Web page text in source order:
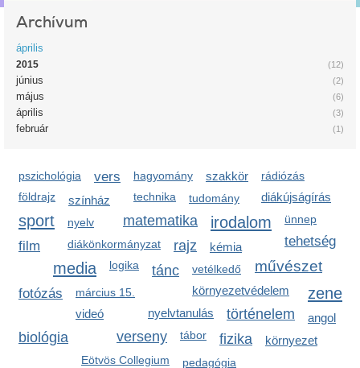
Archívum
április
(12)
2015
(2)
június
(6)
május
(3)
április
(1)
február
pszichológia vers hagyomány szakkör
rádiózás
földrajz
diákújságírás
technika tudomány
színház
matematika
sport irodalom ünnep
tehetség
diákönkormányzat
nyelv
rajz
film kémia
művészet
media logika tánc
környezetvédelem
fotózás március 15.
nyelvtanulás történelem
zene
videó
verseny
biológia
vetélkedő
angol
tábor fizika
Eötvös Collegium
környezet
pedagógia